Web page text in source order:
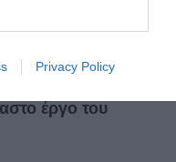
Privacy Policy
έργο του